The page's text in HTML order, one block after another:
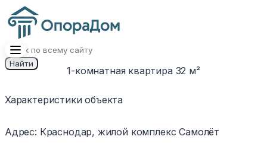
Найти
1-комнатная квартира 32 м²
недоступно
Характеристики объекта
Адрес: Краснодар, жилой комплекс Самолёт